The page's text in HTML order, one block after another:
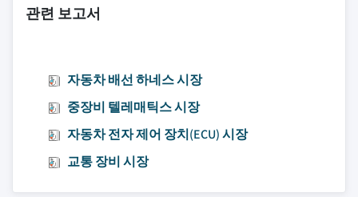
관련 보고서
자동차 배선 하네스 시장
중장비 텔레매틱스 시장
자동차 전자 제어 장치(ECU) 시장
교통 장비 시장